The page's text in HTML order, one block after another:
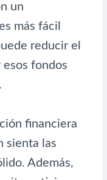
un
más fácil
reducir el
fondos
financiera
sienta las
Además,